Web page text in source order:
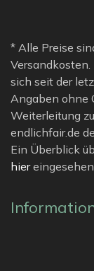
* Alle Preise
sich seit der
Angaben ohne
Weiterleitung
endlichfair.de
Ein Überblick
hiereingesehen